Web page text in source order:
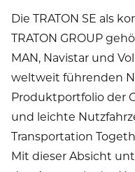
Die TRATON SE als
TRATON GROUP
MAN, Navistar und
weltweit führenden
Produktportfolio der
und leichte
Transportation
Mit dieser Absicht